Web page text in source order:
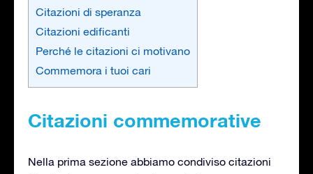
Citazioni di speranza
Citazioni edificanti
Perché le citazioni ci motivano
Commemora i tuoi cari
Citazioni commemorative
Nella prima sezione abbiamo condiviso citazioni